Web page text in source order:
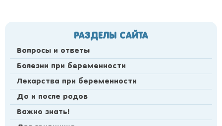
РАЗДЕЛЫ САЙТА
Вопросы и ответы
Болезни при беременности
Лекарства при беременности
До и после родов
Важно знать!